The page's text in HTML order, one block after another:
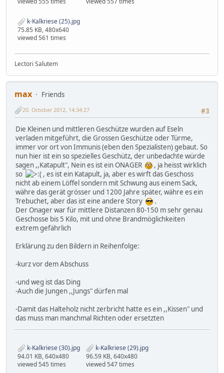
k-Kalkriese (25).jpg
75.85 KB, 480x640
viewed 561 times
Lectori Salutem
max
Friends
#3
20. October 2012, 14:34:27
Die Kleinen und mittleren Geschütze wurden auf Eseln
verladen mitgeführt, die Grossen Geschütze oder Türme,
immer vor ort von Immunis (eben den Spezialisten) gebaut. So
nun hier ist ein so spezielles Geschütz, der unbedachte würde
sagen ,,Katapult", Nein es ist ein ONAGER
, ja heisst wirklich
so
, es ist ein Katapult, ja, aber es wirft das Geschoss
nicht ab einem Löffel sondern mit Schwung aus einem Sack,
währe das gerät grösser und 1200 Jahre später, währe es ein
Trebuchet, aber das ist eine andere Story
.
Der Onager war für mittlere Distanzen 80-150 m sehr genau
Geschosse bis 5 Kilo, mit und ohne Brandmöglichkeiten
extrem gefährlich
Erklärung zu den Bildern in Reihenfolge:
-kurz vor dem Abschuss
-und weg ist das Ding
-Auch die Jungen ,,Jungs" dürfen mal
-Damit das Halteholz nicht zerbricht hatte es ein ,,Kissen" und
das muss man manchmal Richten oder ersetzten
k-Kalkriese (30).jpg
94.01 KB, 640x480
viewed 545 times
k-Kalkriese (29).jpg
96.59 KB, 640x480
viewed 547 times